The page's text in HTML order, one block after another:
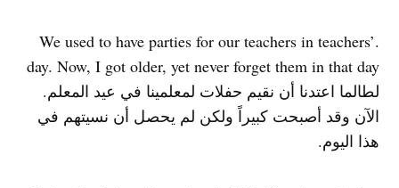
.We used to have parties for our teachers in teachers’
day. Now, I got older, yet never forget them in that day
لطالما اعتدنا أن نقيم حفلات لمعلمينا في عيد المعلم.
الآن وقد أصبحت كبيراً ولكن لم يحصل أن نسيتهم في
هذا اليوم.